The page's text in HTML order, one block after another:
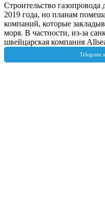
Строительство
2019 года, но планам
компаний, которые
моря. В частности, из-за
швейцарская компания